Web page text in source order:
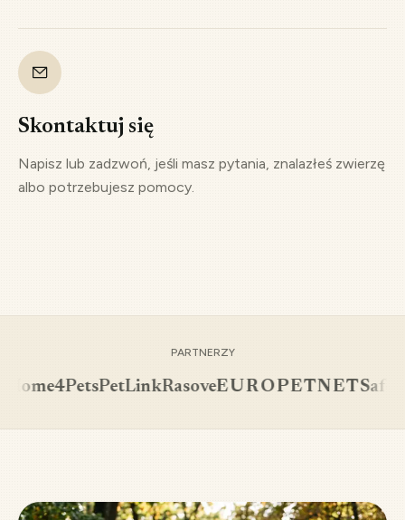
Skontaktuj się
Napisz lub zadzwoń, jeśli masz pytania, znalazłeś zwierzę
albo potrzebujesz pomocy.
PARTNERZY
PetLinkRasoveEUROPETNET